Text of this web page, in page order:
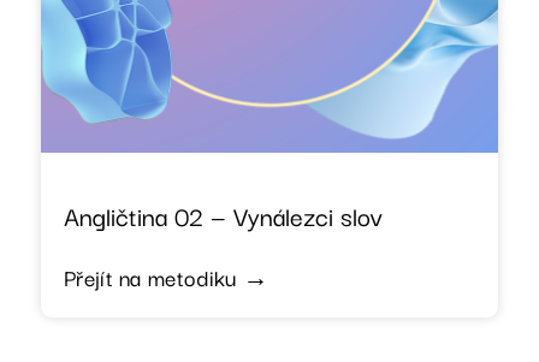
Angličtina 02 — Vynálezci slov
Přejít na metodiku →